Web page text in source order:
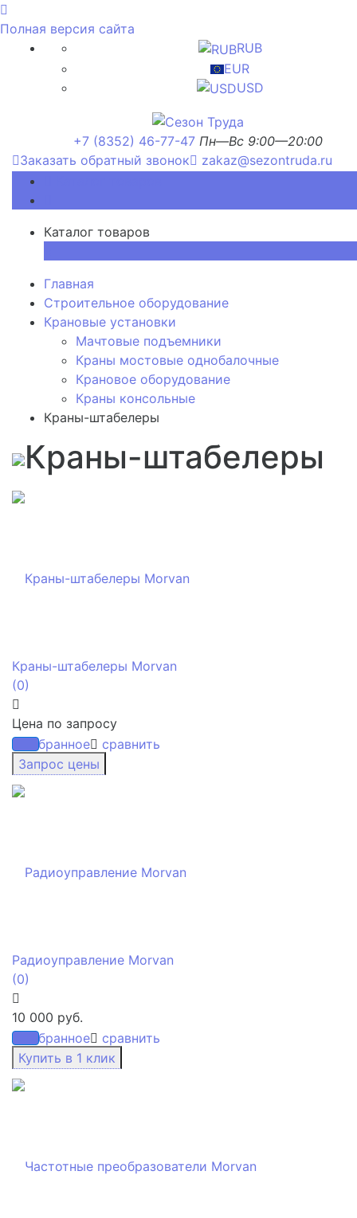
Полная версия сайта
RUB
EUR
USD
+7 (8352) 46-77-47 Пн—Вс 9:00—20:00
Заказать обратный звонок
zakaz@sezontruda.ru
Каталог товаров
Главная
Строительное оборудование
Крановые установки
Мачтовые подъемники
Краны мостовые однобалочные
Крановое оборудование
Краны консольные
Краны-штабелеры
Краны-штабелеры
избранное сравнить
Краны-штабелеры Morvan
(0)
Цена по запросу
избранное сравнить
Радиоуправление Morvan
(0)
10 000 руб.